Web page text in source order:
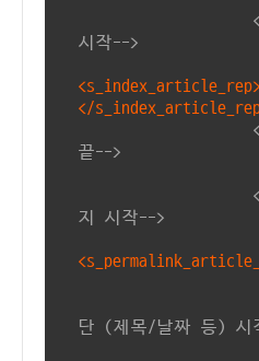
시작-->
<s_index_article_rep>
</
끝-->
지 시작-->
단 (제목/날짜 등) 시